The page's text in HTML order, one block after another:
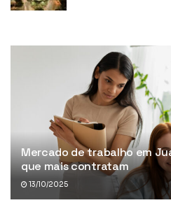
Mercado de trabalho em
que mais contratam
13/10/2025